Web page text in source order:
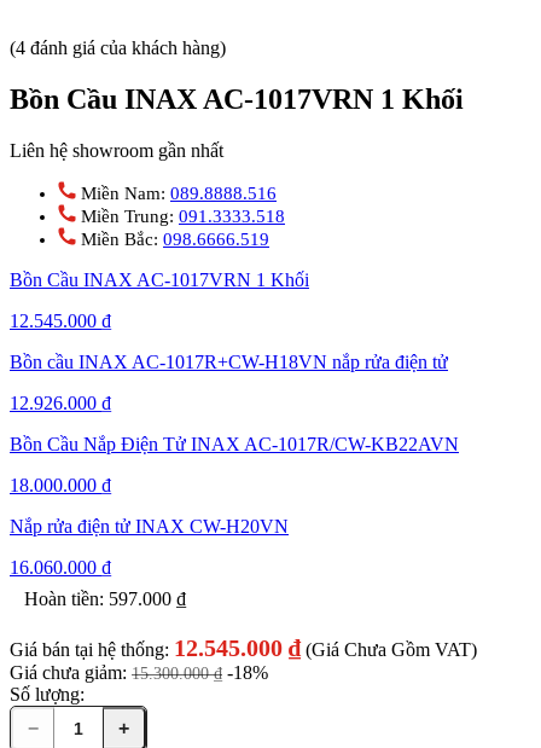
(4 đánh giá của khách hàng)
Bồn Cầu INAX AC-1017VRN 1 Khối
Liên hệ showroom gần nhất
Miền Nam: 089.8888.516
Miền Trung: 091.3333.518
Miền Bắc: 098.6666.519
Bồn Cầu INAX AC-1017VRN 1 Khối
12.545.000 ₫
Bồn cầu INAX AC-1017R+CW-H18VN nắp rửa điện tử
12.926.000 ₫
Bồn Cầu Nắp Điện Tử INAX AC-1017R/CW-KB22AVN
18.000.000 ₫
Nắp rửa điện tử INAX CW-H20VN
16.060.000 ₫
Hoàn tiền: 597.000 ₫
Giá bán tại hệ thống: 12.545.000 ₫ (Giá Chưa Gồm VAT)
Giá chưa giảm: 15.300.000₫ -18%
Số lượng:
−
+